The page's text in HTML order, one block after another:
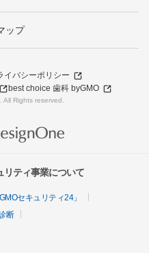
ップ
イバシーポリシー
best choice 歯科 byGMO
Rights reserved.
リティ事業について
セキュリティ24」
断